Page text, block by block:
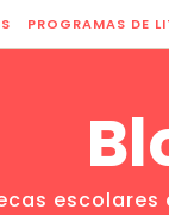
PROGRAMAS DE